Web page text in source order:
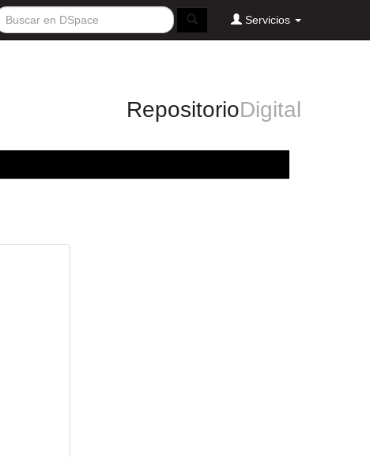
Servicios
RepositorioDigital